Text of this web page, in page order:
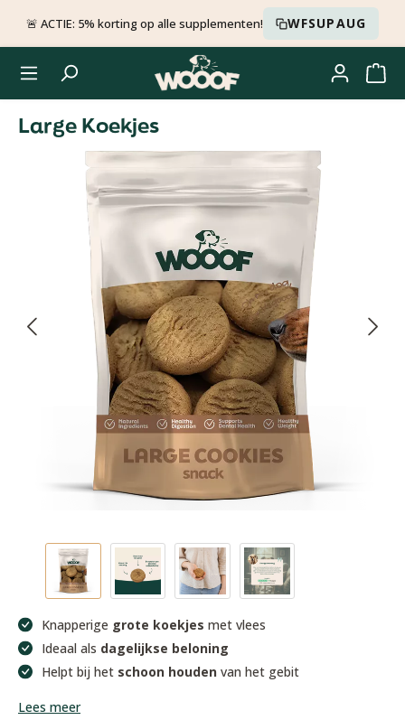
Ga naar de hoofdinhoud
🚨 ACTIE: 5% korting op alle supplementen! WFSUPAUG
Large Koekjes
Afbeeldingengalerij overslaan
Knapperige grote koekjes met vlees
Ideaal als dagelijkse beloning
Helpt bij het schoon houden van het gebit
Lees meer